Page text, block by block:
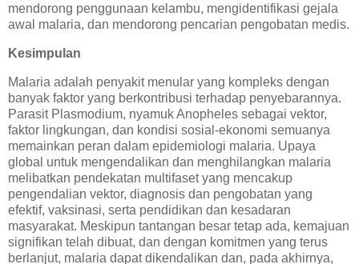
mendorong penggunaan kelambu, mengidentifikasi gejala
awal malaria, dan mendorong pencarian pengobatan medis.
Kesimpulan
Malaria adalah penyakit menular yang kompleks dengan
banyak faktor yang berkontribusi terhadap penyebarannya.
Parasit Plasmodium, nyamuk Anopheles sebagai vektor,
faktor lingkungan, dan kondisi sosial-ekonomi semuanya
memainkan peran dalam epidemiologi malaria. Upaya
global untuk mengendalikan dan menghilangkan malaria
melibatkan pendekatan multifaset yang mencakup
pengendalian vektor, diagnosis dan pengobatan yang
efektif, vaksinasi, serta pendidikan dan kesadaran
masyarakat. Meskipun tantangan besar tetap ada, kemajuan
signifikan telah dibuat, dan dengan komitmen yang terus
berlanjut, malaria dapat dikendalikan dan, pada akhirnya,